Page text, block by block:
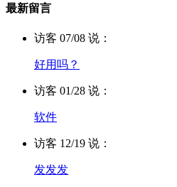
最新留言
访客 07/08 说：
好用吗？
访客 01/28 说：
软件
访客 12/19 说：
发发发